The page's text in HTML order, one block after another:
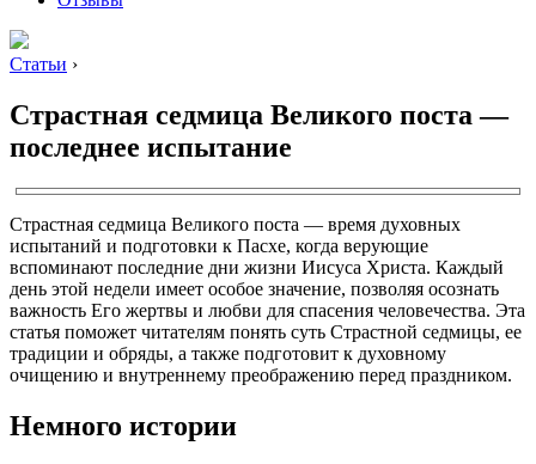
Статьи ›
Страстная седмица Великого поста —
последнее испытание
Страстная седмица Великого поста — время духовных
испытаний и подготовки к Пасхе, когда верующие
вспоминают последние дни жизни Иисуса Христа. Каждый
день этой недели имеет особое значение, позволяя осознать
важность Его жертвы и любви для спасения человечества. Эта
статья поможет читателям понять суть Страстной седмицы, ее
традиции и обряды, а также подготовит к духовному
очищению и внутреннему преображению перед праздником.
Немного истории